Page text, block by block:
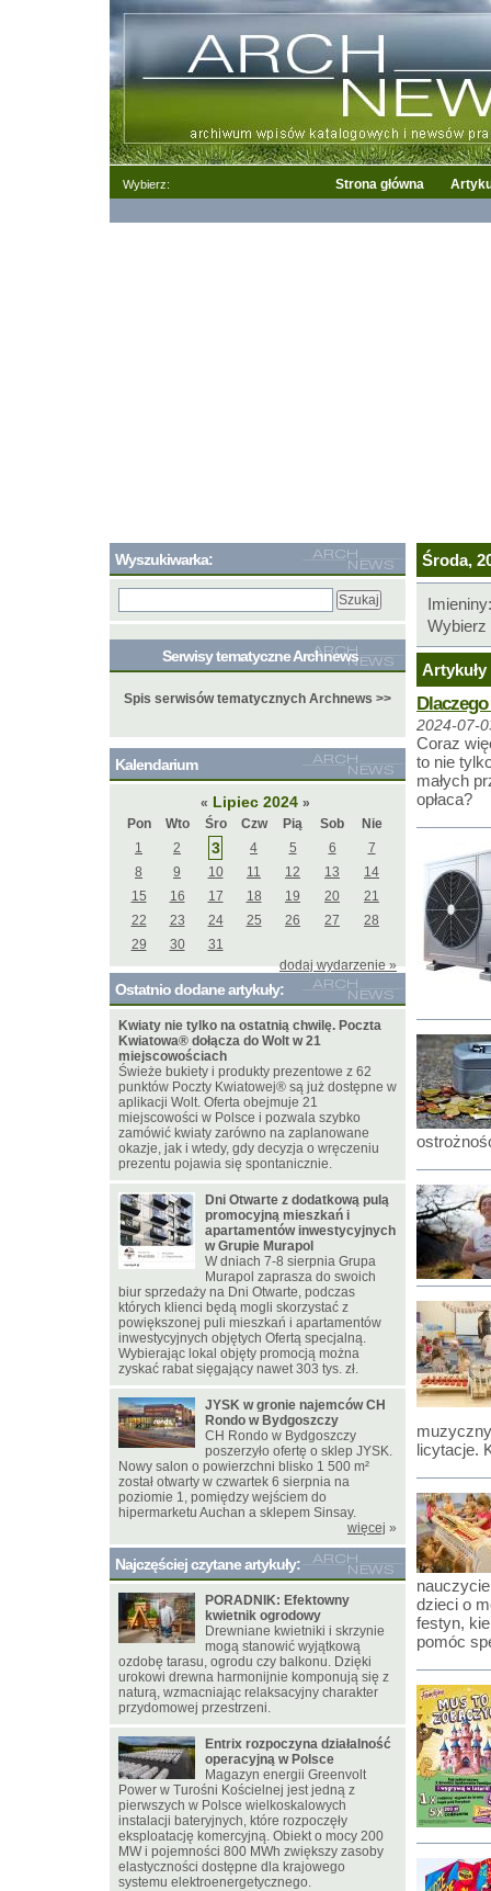
Wybierz: Strona główna
Środa,
Wybierz
2024-07-
Coraz
to nie
małych
opłaca?
licytacje.
dzieci o
festyn,
pomóc
Wyszukiwarka:
Serwisy tematyczne Archnews
Spis serwisów tematycznych Archnews >>
Kalendarium
« Lipiec 2024 »
Pon
Wto Śro Czw Pią Sob
Nie
1
2 3 4 5 6
7
8
9 10 11 12 13
14
15
16 17 18 19 20
21
22
23 24 25 26 27
28
29
30
31
dodaj wydarzenie »
Ostatnio dodane artykuły:
Kwiaty nie tylko na ostatnią chwilę. Poczta
Kwiatowa® dołącza do Wolt w 21
miejscowościach
Świeże bukiety i produkty prezentowe z 62
punktów Poczty Kwiatowej® są już dostępne w
aplikacji Wolt. Oferta obejmuje 21
miejscowości w Polsce i pozwala szybko
zamówić kwiaty zarówno na zaplanowane
okazje, jak i wtedy, gdy decyzja o wręczeniu
prezentu pojawia się spontanicznie.
Dni Otwarte z dodatkową pulą
promocyjną mieszkań i
apartamentów inwestycyjnych
w Grupie Murapol
W dniach 7-8 sierpnia Grupa
Murapol zaprasza do swoich
biur sprzedaży na Dni Otwarte, podczas
których klienci będą mogli skorzystać z
powiększonej puli mieszkań i apartamentów
inwestycyjnych objętych Ofertą specjalną.
Wybierając lokal objęty promocją można
zyskać rabat sięgający nawet 303 tys. zł.
JYSK w gronie najemców CH
Rondo w Bydgoszczy
CH Rondo w Bydgoszczy
poszerzyło ofertę o sklep JYSK.
Nowy salon o powierzchni blisko 1 500 m²
został otwarty w czwartek 6 sierpnia na
poziomie 1, pomiędzy wejściem do
hipermarketu Auchan a sklepem Sinsay.
więcej »
Najczęściej czytane artykuły:
PORADNIK: Efektowny
kwietnik ogrodowy
Drewniane kwietniki i skrzynie
mogą stanowić wyjątkową
ozdobę tarasu, ogrodu czy balkonu. Dzięki
urokowi drewna harmonijnie komponują się z
naturą, wzmacniając relaksacyjny charakter
przydomowej przestrzeni.
Entrix rozpoczyna działalność
operacyjną w Polsce
Magazyn energii Greenvolt
Power w Turośni Kościelnej jest jedną z
pierwszych w Polsce wielkoskalowych
instalacji bateryjnych, które rozpoczęły
eksploatację komercyjną. Obiekt o mocy 200
MW i pojemności 800 MWh zwiększy zasoby
elastyczności dostępne dla krajowego
systemu elektroenergetycznego.